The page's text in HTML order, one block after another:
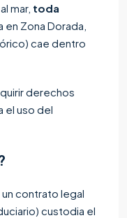
mar, toda
en Zona Dorada,
cae dentro
derechos
el uso del
un contrato legal
custodia el